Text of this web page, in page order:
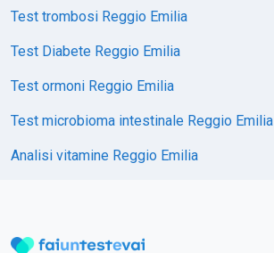
Test trombosi Reggio Emilia
Test Diabete Reggio Emilia
Test ormoni Reggio Emilia
Test microbioma intestinale Reggio Emilia
Analisi vitamine Reggio Emilia